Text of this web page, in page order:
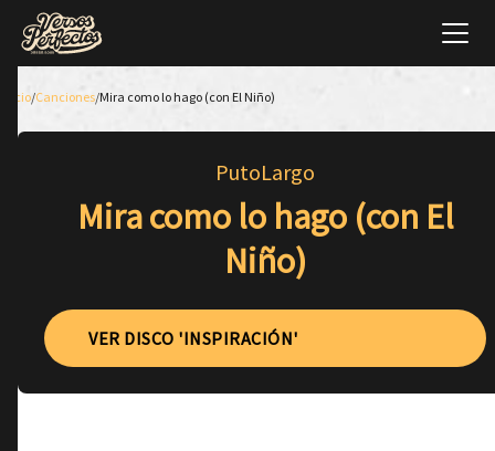
Inicio/Canciones/Mira como lo hago (con El Niño)
PutoLargo
Mira como lo hago (con El
Niño)
VER DISCO 'INSPIRACIÓN'